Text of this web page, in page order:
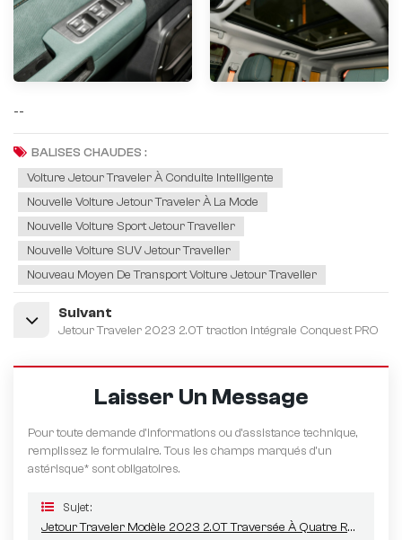
--
BALISES CHAUDES :
Voiture Jetour Traveler À Conduite Intelligente
Nouvelle Voiture Jetour Traveler À La Mode
Nouvelle Voiture Sport Jetour Traveller
Nouvelle Voiture SUV Jetour Traveller
Nouveau Moyen De Transport Voiture Jetour Traveller
Suivant
Jetour Traveler 2023 2.0T traction intégrale Conquest PRO
Laisser Un Message
Pour toute demande d’informations ou d’assistance technique,
remplissez le formulaire. Tous les champs marqués d'un
astérisque* sont obligatoires.
Sujet :
Jetour Traveler Modèle 2023 2.0T Traversée À Quatre Roues Motrices